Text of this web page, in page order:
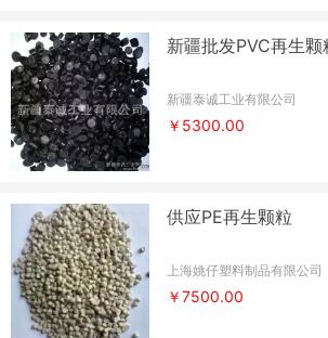
新疆批发PVC再生颗
新疆泰诚工业有限公司
￥5300.00
供应PE再生颗粒
上海姚仔塑料制品有限公司
￥7500.00